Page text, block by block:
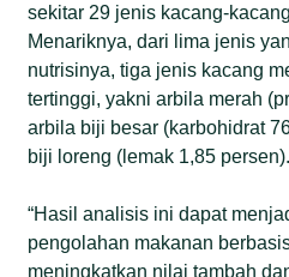
sekitar 29 jenis kacang-
Menariknya, dari lima jenis
nutrisinya, tiga jenis kacang
tertinggi, yakni arbila merah
arbila biji besar (karbohidrat
biji loreng (lemak 1,85 persen).
“Hasil analisis ini dapat
pengolahan makanan
meningkatkan nilai tambah